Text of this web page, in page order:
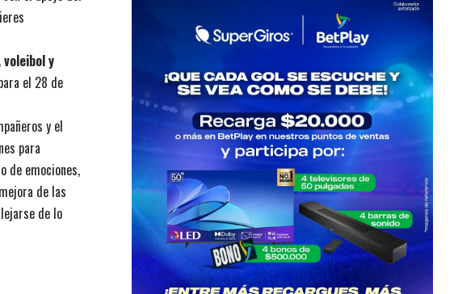
y
el 28 de
y el
para
de emociones,
de las
de lo